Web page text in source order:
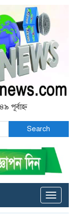
পূর্বাহ্ন
Search
Toggle